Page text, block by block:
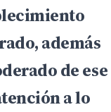
además
de ese
a lo